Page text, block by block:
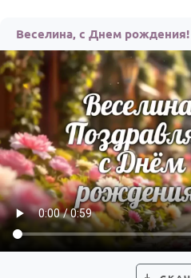
Детям
Все родственники
ПЕРСОНАЛЬНЫЕ
Пожелания
По именам
По годам
Веселина, с Днем